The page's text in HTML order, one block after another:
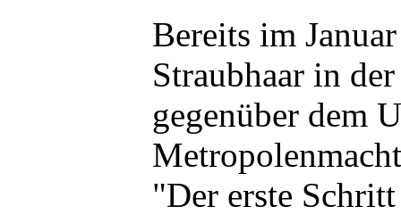
Bereits im
Straubhaar in
gegenüber dem
"Der erste